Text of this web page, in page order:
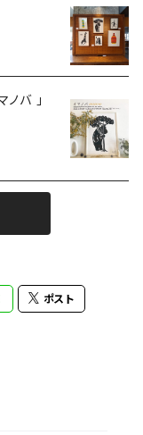
バ 」
ポスト